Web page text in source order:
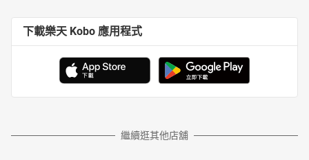
27顧西瓜
下載樂天 Kobo 應用程式
繼續逛其他店舖